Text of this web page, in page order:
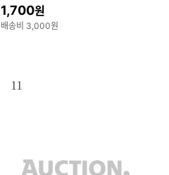
1,700원
배송비 3,000원
11